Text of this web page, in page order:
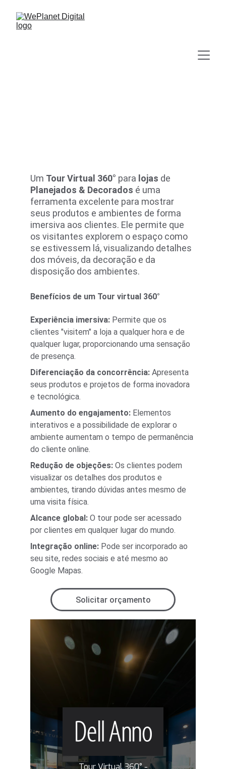
Um Tour Virtual 360° para lojas de
Planejados & Decorados é uma
ferramenta excelente para mostrar
seus produtos e ambientes de forma
imersiva aos clientes. Ele permite que
os visitantes explorem o espaço como
se estivessem lá, visualizando detalhes
dos móveis, da decoração e da
disposição dos ambientes.
Benefícios de um Tour virtual 360°
Experiência imersiva: Permite que os
clientes "visitem" a loja a qualquer hora e de
qualquer lugar, proporcionando uma sensação
de presença.
Diferenciação da concorrência: Apresenta
seus produtos e projetos de forma inovadora
e tecnológica.
Aumento do engajamento: Elementos
interativos e a possibilidade de explorar o
ambiente aumentam o tempo de permanência
do cliente online.
Redução de objeções: Os clientes podem
visualizar os detalhes dos produtos e
ambientes, tirando dúvidas antes mesmo de
uma visita física.
Alcance global: O tour pode ser acessado
por clientes em qualquer lugar do mundo.
Integração online: Pode ser incorporado ao
seu site, redes sociais e até mesmo ao
Google Mapas.
Solicitar orçamento